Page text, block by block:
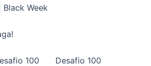
Week
100
Desafio 100